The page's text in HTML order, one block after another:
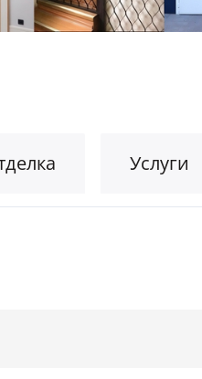
Услуги